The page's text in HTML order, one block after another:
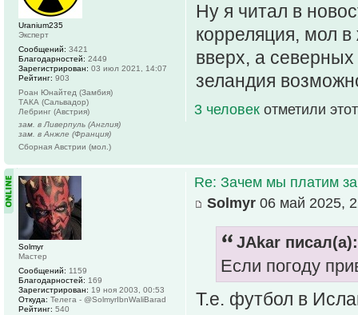
Ну я читал в
корреляция, мол в
вверх, а
зеландия
3 человек отметили
Uranium235
Эксперт
Сообщений: 3421
Благодарностей: 2449
Зарегистрирован: 03 июл 2021, 14:07
Рейтинг: 903
Роан Юнайтед (Замбия)
ТАКА (Сальвадор)
Лебринг (Австрия)
зам. в Ливерпуль (Англия)
зам. в Анжле (Франция)
Сборная Австрии (мол.)
Re: Зачем мы платим
Solmyr 06 май 2025,
JAkar писал(а):
Если погоду
Т.е. футбол в
Solmyr
Мастер
Сообщений: 1159
Благодарностей: 169
Зарегистрирован: 19 ноя 2003, 00:53
Откуда: Телега - @SolmyrIbnWaliBarad
Рейтинг: 540